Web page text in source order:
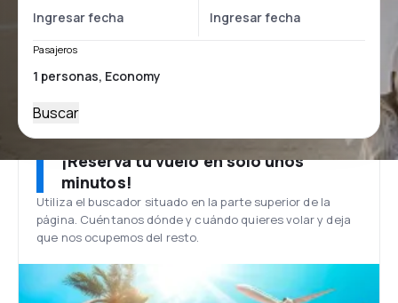
Pasajeros
Buscar
¡Reserva tu vuelo en solo unos
minutos!
Utiliza el buscador situado en la parte superior de la
página. Cuéntanos dónde y cuándo quieres volar y deja
que nos ocupemos del resto.